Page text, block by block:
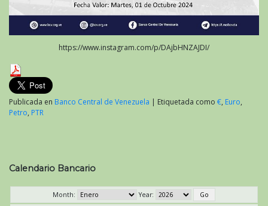
https://www.instagram.com/p/DAjbHNZAJDI/
Publicada en Banco Central de Venezuela | Etiquetada como €, Euro,
Petro, PTR
Calendario Bancario
Month:
Year: